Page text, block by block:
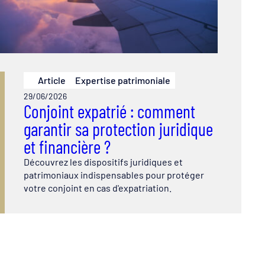
Article Expertise patrimoniale
29/06/2026
Conjoint expatrié : comment
garantir sa protection juridique
et financière ?
Découvrez les dispositifs juridiques et
patrimoniaux indispensables pour protéger
votre conjoint en cas d'expatriation.